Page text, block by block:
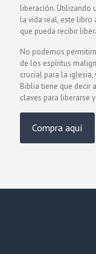
liberación. Utilizando
la vida real, este libro
que pueda recibir
No podemos
de los espíritus
crucial para la
Biblia tiene que decir
claves para liberarse
Compra aquí